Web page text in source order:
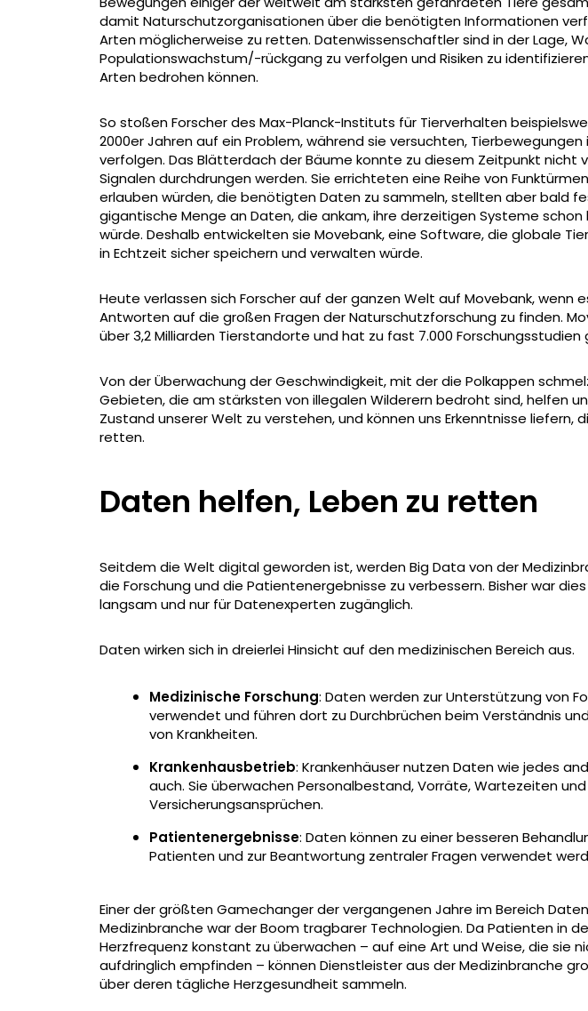
damit Naturschutzorganisationen über die benötigten Informationen
Arten möglicherweise zu retten. Datenwissenschaftler sind in der Lage,
Populationswachstum/-rückgang zu verfolgen und Risiken zu
Arten bedrohen können.
So stoßen Forscher des Max-Planck-Instituts für Tierverhalten
2000er Jahren auf ein Problem, während sie versuchten, Tierbewegungen
verfolgen. Das Blätterdach der Bäume konnte zu diesem Zeitpunkt nicht
Signalen durchdrungen werden. Sie errichteten eine Reihe von
erlauben würden, die benötigten Daten zu sammeln, stellten aber bald
gigantische Menge an Daten, die ankam, ihre derzeitigen Systeme
würde. Deshalb entwickelten sie Movebank, eine Software, die globale
in Echtzeit sicher speichern und verwalten würde.
Heute verlassen sich Forscher auf der ganzen Welt auf Movebank, wenn
Antworten auf die großen Fragen der Naturschutzforschung zu finden.
über 3,2 Milliarden Tierstandorte und hat zu fast 7.000 Forschungsstudien
Von der Überwachung der Geschwindigkeit, mit der die Polkappen
Gebieten, die am stärksten von illegalen Wilderern bedroht sind, helfen
Zustand unserer Welt zu verstehen, und können uns Erkenntnisse liefern,
retten.
Daten helfen, Leben zu retten
Seitdem die Welt digital geworden ist, werden Big Data von der
die Forschung und die Patientenergebnisse zu verbessern. Bisher war
langsam und nur für Datenexperten zugänglich.
Daten wirken sich in dreierlei Hinsicht auf den medizinischen Bereich aus.
Medizinische Forschung: Daten werden zur Unterstützung von
verwendet und führen dort zu Durchbrüchen beim Verständnis
von Krankheiten.
Krankenhausbetrieb: Krankenhäuser nutzen Daten wie jedes
auch. Sie überwachen Personalbestand, Vorräte, Wartezeiten
Versicherungsansprüchen.
Patientenergebnisse: Daten können zu einer besseren
Patienten und zur Beantwortung zentraler Fragen verwendet
Einer der größten Gamechanger der vergangenen Jahre im Bereich
Medizinbranche war der Boom tragbarer Technologien. Da Patienten in
Herzfrequenz konstant zu überwachen – auf eine Art und Weise, die sie
aufdringlich empfinden – können Dienstleister aus der Medizinbranche
über deren tägliche Herzgesundheit sammeln.